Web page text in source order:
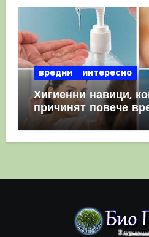
вредни интересно
Хигиенни навици,
причинят повече
полза